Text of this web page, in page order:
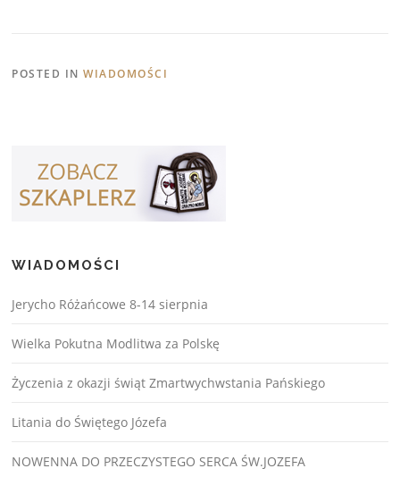
POSTED INWIADOMOŚCI
WIADOMOŚCI
Jerycho Różańcowe 8-14 sierpnia
Wielka Pokutna Modlitwa za Polskę
Życzenia z okazji świąt Zmartwychwstania Pańskiego
Litania do Świętego Józefa
NOWENNA DO PRZECZYSTEGO SERCA ŚW.JOZEFA